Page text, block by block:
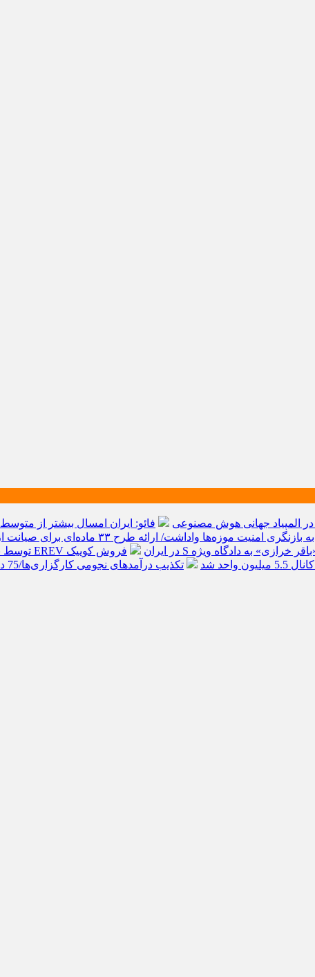
المپیاد جهانی هوش مصنوعی فائو: ایران امسال بیشتر از متوسط 5 ساله غله تولید می‌کند
توسط نیکا موتور ، لوکس ترین شاسی بلند EREV در ایران
خرازی» به دادگاه ویژه
شد تکذیب درآمدهای نجومی کارگزاری‌ها/75 درصد درآمدها از سرمایه‌گذاری بوده